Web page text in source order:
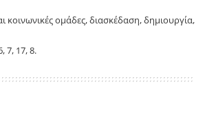
κοινωνικές ομάδες, διασκέδαση, δημιουργία,
7, 17, 8.